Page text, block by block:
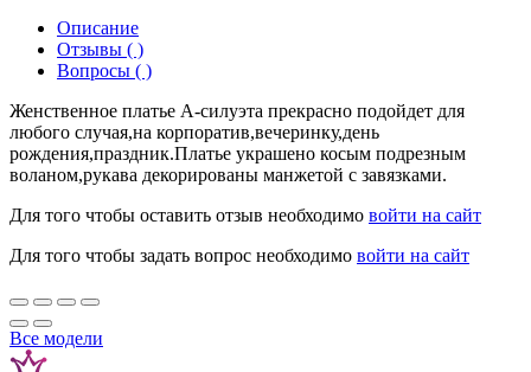
Описание
Отзывы ( )
Вопросы ( )
Женственное платье А-силуэта прекрасно подойдет для
любого случая,на корпоратив,вечеринку,день
рождения,праздник.Платье украшено косым подрезным
воланом,рукава декорированы манжетой с завязками.
Для того чтобы оставить отзыв необходимо войти на сайт
Для того чтобы задать вопрос необходимо войти на сайт
Все модели